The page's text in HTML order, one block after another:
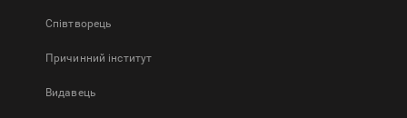
Співтворець
Причинний інститут
Видавець